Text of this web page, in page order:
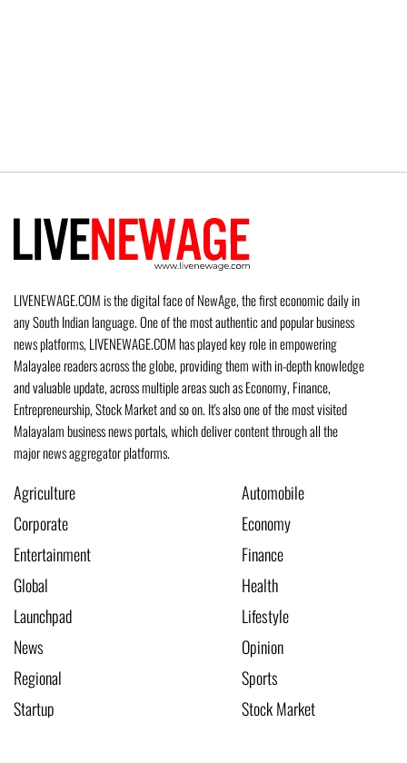
LIVENEWAGE.COM is the digital face of NewAge, the first economic daily in
any South Indian language. One of the most authentic and popular business
news platforms, LIVENEWAGE.COM has played key role in empowering
Malayalee readers across the globe, providing them with in-depth knowledge
and valuable update, across multiple areas such as Economy, Finance,
Entrepreneurship, Stock Market and so on. It's also one of the most visited
Malayalam business news portals, which deliver content through all the
major news aggregator platforms.
Agriculture
Automobile
Corporate
Economy
Entertainment
Finance
Global
Health
Launchpad
Lifestyle
News
Opinion
Regional
Sports
Startup
Stock Market